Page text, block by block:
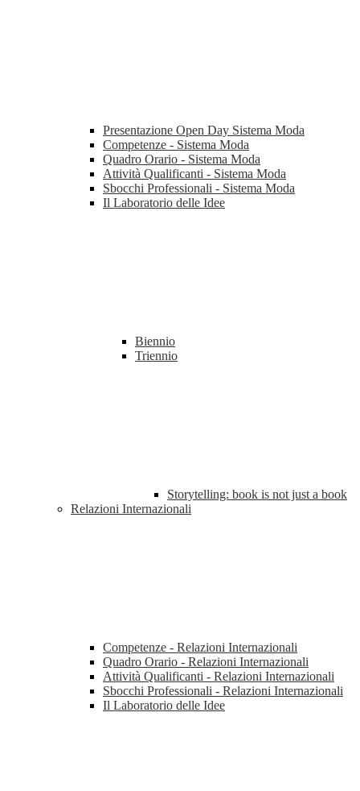
Presentazione Open Day Sistema Moda
Competenze - Sistema Moda
Quadro Orario - Sistema Moda
Attività Qualificanti - Sistema Moda
Sbocchi Professionali - Sistema Moda
Il Laboratorio delle Idee
Biennio
Triennio
Storytelling: book is not just a book
Relazioni Internazionali
Competenze - Relazioni Internazionali
Quadro Orario - Relazioni Internazionali
Attività Qualificanti - Relazioni Internazionali
Sbocchi Professionali - Relazioni Internazionali
Il Laboratorio delle Idee